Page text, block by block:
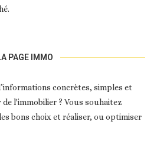
PAGE IMMO
concrètes, simples et
l'immobilier ? Vous souhaitez
bons choix et réaliser, ou optimiser